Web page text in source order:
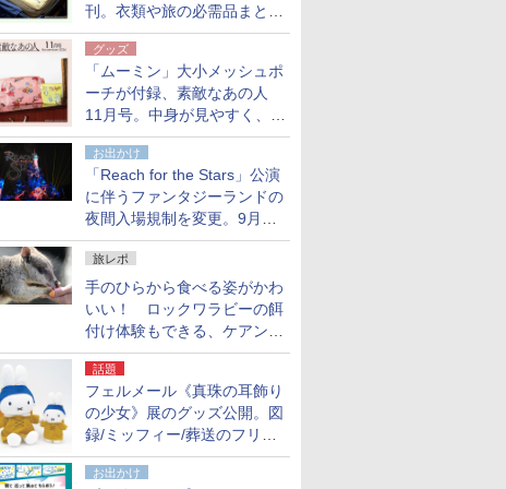
刊。衣類や旅の必需品まとま
る大小2個セット
グッズ
「ムーミン」大小メッシュポ
ーチが付録、素敵なあの人
11月号。中身が見やすく、温
泉スパにも使える
お出かけ
「Reach for the Stars」公演
に伴うファンタジーランドの
夜間入場規制を変更。9月か
ら18時50分～20時ごろに
旅レポ
手のひらから食べる姿がかわ
いい！ ロックワラビーの餌
付け体験もできる、ケアンズ
でアサートン高原の日本語ガ
イド付きツアーに参加してみ
た
話題
フェルメール《真珠の耳飾り
の少女》展のグッズ公開。図
録/ミッフィー/葬送のフリー
レンほか、注目ブランドコラ
ボが実現
お出かけ